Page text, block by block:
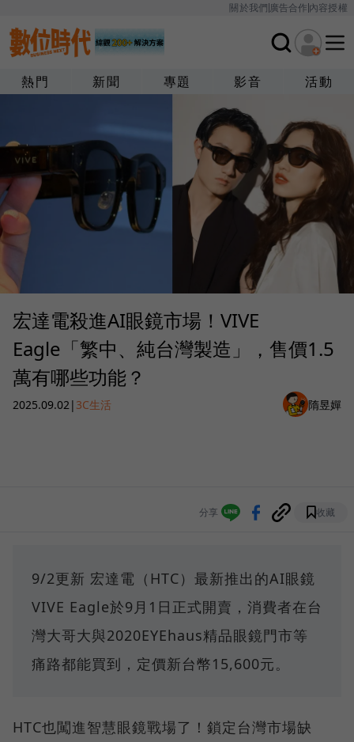
關於我們廣告合作內容授權
熱門 新聞 專題 影音 活動
宏達電殺進AI眼鏡市場！VIVE
Eagle「繁中、純台灣製造」，售價1.5
萬有哪些功能？
2025.09.02 | 3C生活 隋昱嬋
分享 收藏
9/2更新 宏達電（HTC）最新推出的AI眼鏡
VIVE Eagle於9月1日正式開賣，消費者在台
灣大哥大與2020EYEhaus精品眼鏡門市等
痛路都能買到，定價新台幣15,600元。
HTC也闖進智慧眼鏡戰場了！鎖定台灣市場缺